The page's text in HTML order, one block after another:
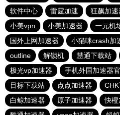
软件中心
雷霆加速 狂飙加速
小美vpn
小美加速器 一元机
国外上网加速器
小猫咪crash加
outline
解锁机 慧通下载站
极光vp加速器
手机外国加速器
目标下载站
点点加速器
白鲸加速器
原子加速器 快橙